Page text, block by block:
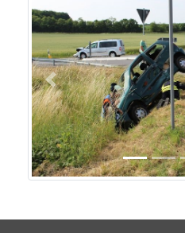
Previous